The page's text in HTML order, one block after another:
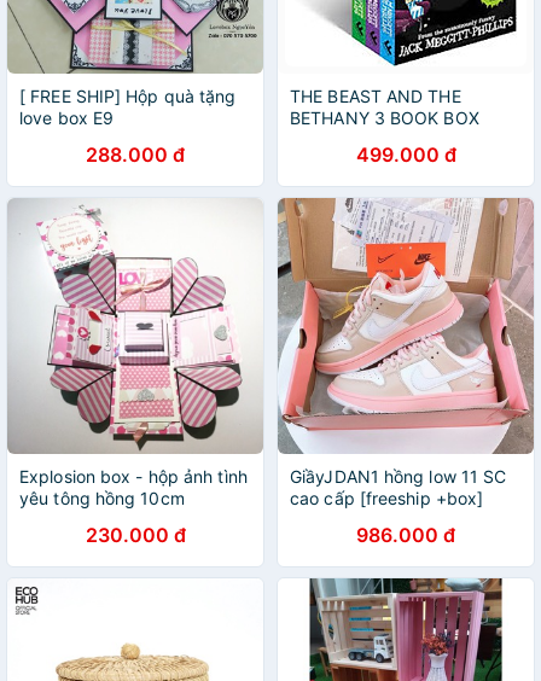
[ FREE SHIP] Hộp quà tặng
love box E9
288.000 đ
THE BEAST AND THE
BETHANY 3 BOOK BOX
499.000 đ
Explosion box - hộp ảnh tình
yêu tông hồng 10cm
230.000 đ
GiầyJDAN1 hồng low 11 SC
cao cấp [freeship +box]
986.000 đ